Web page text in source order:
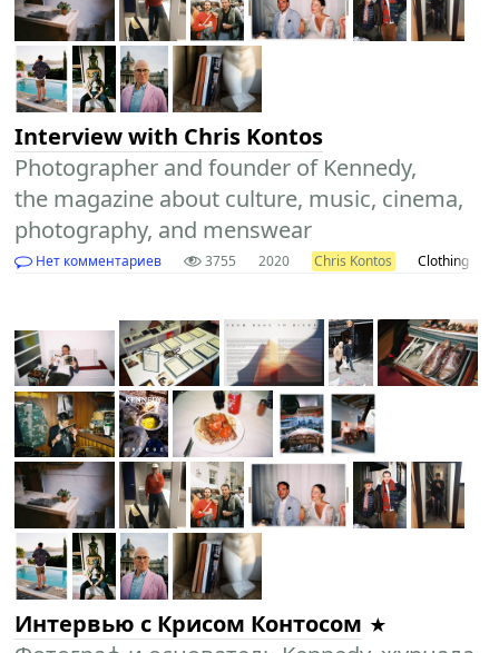
Interview with Chris Kontos
Photographer and founder of Kennedy,
the magazine about culture, music, cinema,
photography, and menswear
Нет комментариев 3755 2020 Chris Kontos Clothing
Интервью с Крисом Контосом